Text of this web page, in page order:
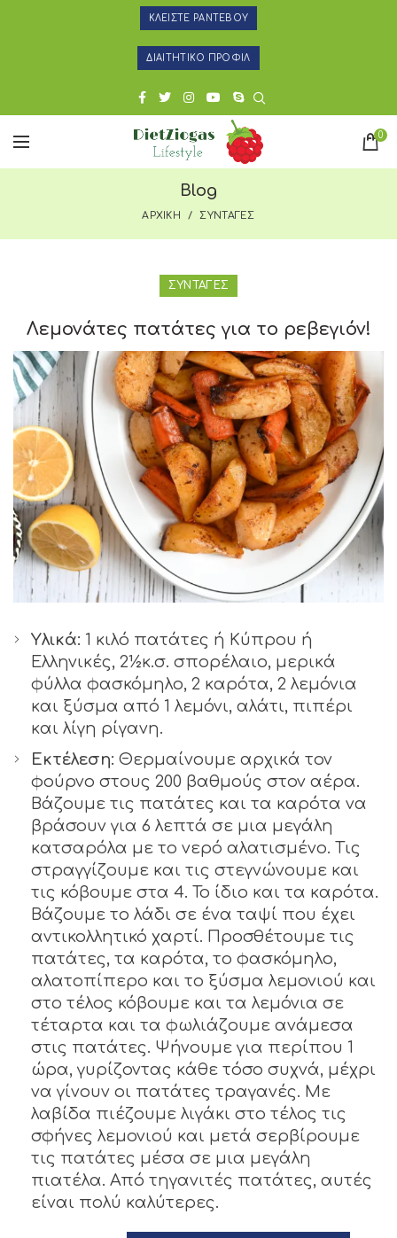
ΚΛΕΙΣΤΕ ΡΑΝΤΕΒΟΥ
ΔΙΑΙΤΗΤΙΚΟ ΠΡΟΦΙΛ
0
Blog
ΑΡΧΙΚΗ ΣΥΝΤΑΓΕΣ
ΣΥΝΤΑΓΕΣ
Λεμονάτες πατάτες για το ρεβεγιόν!
Υλικά: 1 κιλό πατάτες ή Κύπρου ή
Ελληνικές, 2½κ.σ. σπορέλαιο, μερικά
φύλλα φασκόμηλο, 2 καρότα, 2 λεμόνια
και ξύσμα από 1 λεμόνι, αλάτι, πιπέρι
και λίγη ρίγανη.
Εκτέλεση: Θερμαίνουμε αρχικά τον
φούρνο στους 200 βαθμούς στον αέρα.
Βάζουμε τις πατάτες και τα καρότα να
βράσουν για 6 λεπτά σε μια μεγάλη
κατσαρόλα με το νερό αλατισμένο. Τις
στραγγίζουμε και τις στεγνώνουμε και
τις κόβουμε στα 4. Το ίδιο και τα καρότα.
Βάζουμε το λάδι σε ένα ταψί που έχει
αντικολλητικό χαρτί. Προσθέτουμε τις
πατάτες, τα καρότα, το φασκόμηλο,
αλατοπίπερο και το ξύσμα λεμονιού και
στο τέλος κόβουμε και τα λεμόνια σε
τέταρτα και τα φωλιάζουμε ανάμεσα
στις πατάτες. Ψήνουμε για περίπου 1
ώρα, γυρίζοντας κάθε τόσο συχνά, μέχρι
να γίνουν οι πατάτες τραγανές. Με
λαβίδα πιέζουμε λιγάκι στο τέλος τις
σφήνες λεμονιού και μετά σερβίρουμε
τις πατάτες μέσα σε μια μεγάλη
πιατέλα. Από τηγανιτές πατάτες, αυτές
είναι πολύ καλύτερες.